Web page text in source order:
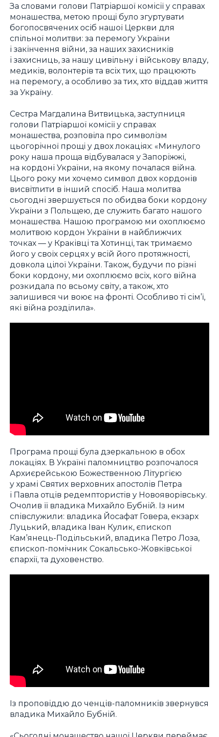
За словами голови Патріаршої комісії у справах
монашества, метою прощі було згуртувати
богопосвячених осіб нашої Церкви для
спільної молитви: за перемогу України
і закінчення війни, за наших захисників
і захисниць, за нашу цивільну і військову владу,
медиків, волонтерів та всіх тих, що працюють
на перемогу, а особливо за тих, хто віддав життя
за Україну.
Сестра Магдалина Витвицька, заступниця
голови Патріаршої комісії у справах
монашества, розповіла про символізм
цьогорічної прощі у двох локаціях: «Минулого
року наша проща відбувалася у Запоріжжі,
на кордоні України, на якому почалася війна.
Цього року ми хочемо символ двох кордонів
висвітлити в інший спосіб. Наша молитва
сьогодні звершується по обидва боки кордону
України з Польщею, де служить багато нашого
монашества. Нашою програмою ми охоплюємо
молитвою кордон України в найближчих
точках — у Краківці та Хотинці, так тримаємо
його у своїх серцях у всій його протяжності,
довкола цілої України. Також, будучи по різні
боки кордону, ми охоплюємо всіх, кого війна
розкидала по всьому світу, а також, хто
залишився чи воює на фронті. Особливо ті сім’ї,
які війна розділила».
Програма прощі була дзеркальною в обох
локаціях. В Україні паломництво розпочалося
Архиєрейською Божественною Літургією
у храмі Святих верховних апостолів Петра
і Павла отців редемптористів у Новояворівську.
Очолив її владика Михайло Бубній. Із ним
співслужили: владика Йосафат Говера, екзарх
Луцький, владика Іван Кулик, єпископ
Кам’янець-Подільський, владика Петро Лоза,
єпископ-помічник Сокальсько-Жовківської
єпархії, та духовенство.
Із проповіддю до ченців-паломників звернувся
владика Михайло Бубній.